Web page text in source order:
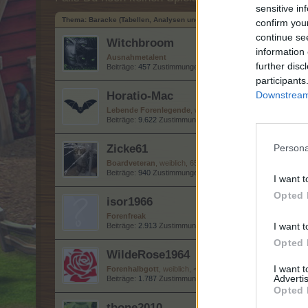
sensitive
confirm
continue
information
further
I want
Opted
I want
Opted
I want
Opted
Thema: Baracke (Tabellen, Analysen und Smalltalk) XVII
Witchbroom
Ausnahmetalent
Beiträge: 457 Zustimmungen: Punkte für Erfolge: 500
Horatio-Mac
Lebende Forenlegende , weiblich
Beiträge: 9.622 Zustimmungen:
Zicke61
Boardveteran , weiblich, 65, <
Beiträge: 940 Zustimmungen:
isor1966
Forenfreak
Beiträge: 2.913 Zustimmungen: Punkte für Erfolge:
WildeRose1964
Forenhalbgott , weiblich, <
Beiträge: 1.787 Zustimmungen: Punkte für Erfolge: